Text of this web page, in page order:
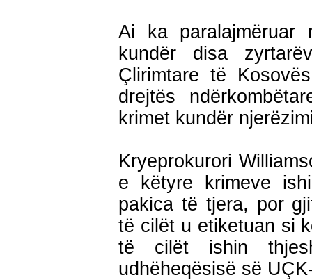
Ai ka paralajmëruar
kundër disa
Çlirimtare të
drejtës
krimet kundër
Kryeprokurori
e këtyre krimeve
pakica të tjera, por
të cilët u etiketuan si
të cilët ishin
udhëheqësisë së